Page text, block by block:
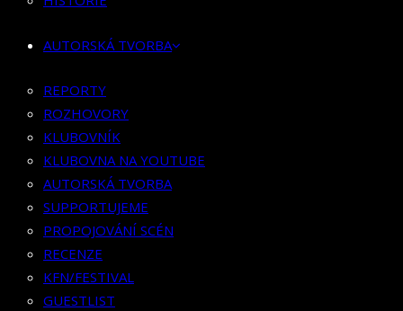
KLUBOVNA NA YOUTUBE
SUPPORTUJEME
PROPOJOVÁNÍ SCÉN
RECENZE
KFN/FESTIVAL
GUESTLIST
SPOLUPRÁCE
BOOKING
PR SPOLUPRÁCE
AUTORSKÁ TVORBA
REPORTY
ROZHOVORY
KLUBOVNÍK
KLUBOVNA NA YOUTUBE
AUTORSKÁ TVORBA
SUPPORTUJEME
PROPOJOVÁNÍ SCÉN
RECENZE
KFN/FESTIVAL
GUESTLIST